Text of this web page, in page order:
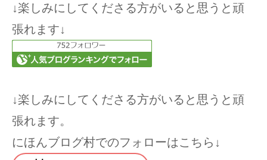
↓楽しみにしてくださる方がいると思うと頑
張れます↓
↓楽しみにしてくださる方がいると思うと頑
張れます。
にほんブログ村でのフォローはこちら↓